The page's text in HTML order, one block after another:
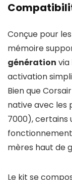
Conçue pour
mémoire
génération via
activation
Bien que
native avec les
7000), certains
mères haut de
Le kit se